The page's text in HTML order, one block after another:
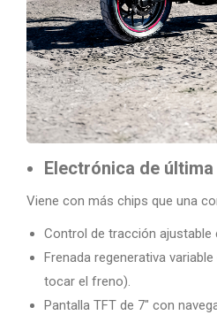
Electrónica de
Viene con más chips que una
Control de tracción ajustable
Frenada regenerativa
tocar el freno).
Pantalla TFT de 7″ con